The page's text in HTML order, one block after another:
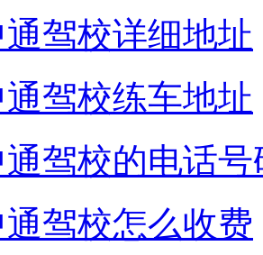
驾校详细地址
驾校练车地址
驾校的电话号
驾校怎么收费